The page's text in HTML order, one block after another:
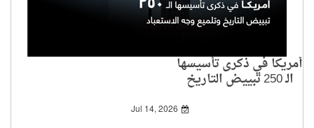
أمريكا في ذكرى تأسيسها
الـ 250 تبييض التاريخ
وتلميع وجه الاستعباد
Jul 14, 2026